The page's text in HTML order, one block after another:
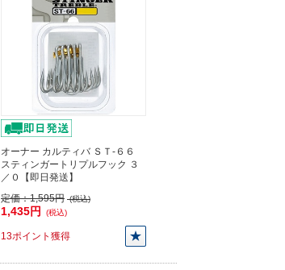
オーナー カルティバ ＳＴ-６６
スティンガートリプルフック ３
／０【即日発送】
定価：1,595円 (税込)
1,435円 (税込)
13ポイント獲得